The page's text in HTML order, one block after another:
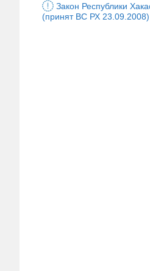
Закон Республики
(принят ВС РХ 23.09.2008)